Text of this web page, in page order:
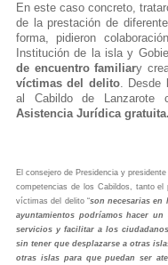
En este caso concreto,
de la prestación de
forma, pidieron
Institución de la isla y
de encuentro familiary
víctimas del delito. Desde
al Cabildo de Lanzarote
Asistencia Jurídica gratuita.
El consejero de Presidencia y
competencias de los Cabildos, tanto
víctimas del delito “son necesarias en
ayuntamientos podríamos hacer
servicios y facilitar a los
sin tener que desplazarse a otras
otras islas para que puedan ser